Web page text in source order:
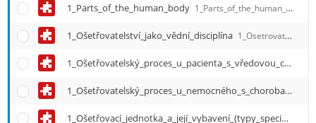
1_Parts_of_the_human_body 1_Parts_of_the_human_body.qref
1_Ošetřovatelství_jako_vědní_disciplína 1_Osetrovatelstvi_jako_vedni_disciplina.qref
1_Ošetřovatelský_proces_u_pacienta_s_vředovou_chorobou_žaludku_a_duodena
1_Ošetřovatelský_proces_u_nemocného_s_chorobami_dýchacího_ústrojí
1_Ošetřovací_jednotka_a_její_vybavení_(typy_specifika)